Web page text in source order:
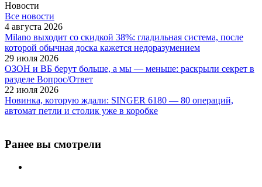
Новости
Все новости
4 августа 2026
Milano выходит со скидкой 38%: гладильная система, после
которой обычная доска кажется недоразумением
29 июля 2026
ОЗОН и ВБ берут больше, а мы — меньше: раскрыли секрет в
разделе Вопрос/Ответ
22 июля 2026
Новинка, которую ждали: SINGER 6180 — 80 операций,
автомат петли и столик уже в коробке
Ранее вы смотрели